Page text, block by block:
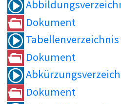
Dokument
Tabellenverzeichnis
Dokument
Dokument